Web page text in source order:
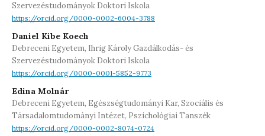
Szervezéstudományok Doktori Iskola
https://orcid.org/0000-0002-6004-3788
Daniel Kibe Koech
Debreceni Egyetem, Ihrig Károly Gazdálkodás- és
Szervezéstudományok Doktori Iskola
https://orcid.org/0000-0001-5852-9773
Edina Molnár
Debreceni Egyetem, Egészségtudományi Kar, Szociális és
Társadalomtudományi Intézet, Pszichológiai Tanszék
https://orcid.org/0000-0002-8074-0724